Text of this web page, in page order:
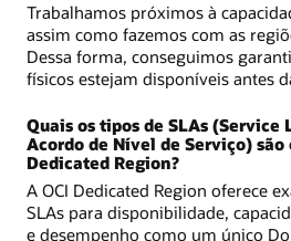
Trabalhamos próximos à
assim como fazemos com as
Dessa forma, conseguimos
físicos estejam disponíveis antes
Quais os tipos de SLAs
Acordo de Nível de Serviço) são
Dedicated Region?
A OCI Dedicated Region oferece
SLAs para disponibilidade,
e desempenho como um único